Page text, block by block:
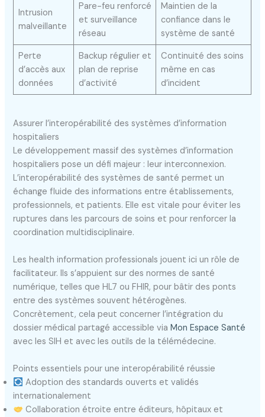
Intrusion
malveillante
Pare-feu renforcé
et surveillance
réseau
Maintien de la
confiance dans le
système de santé
Perte
d’accès aux
données
Backup régulier et
plan de reprise
d’activité
Continuité des soins
même en cas
d’incident
Assurer l’interopérabilité des systèmes d’information
hospitaliers
Le développement massif des systèmes d’information
hospitaliers pose un défi majeur : leur interconnexion.
L’interopérabilité des systèmes de santé permet un
échange fluide des informations entre établissements,
professionnels, et patients. Elle est vitale pour éviter les
ruptures dans les parcours de soins et pour renforcer la
coordination multidisciplinaire.
Les health information professionals jouent ici un rôle de
facilitateur. Ils s’appuient sur des normes de santé
numérique, telles que HL7 ou FHIR, pour bâtir des ponts
entre des systèmes souvent hétérogènes.
Concrètement, cela peut concerner l’intégration du
dossier médical partagé accessible viaMon Espace Santé
avec les SIH et avec les outils de la télémédecine.
Points essentiels pour une interopérabilité réussie
Adoption des standards ouverts et validés
internationalement
Collaboration étroite entre éditeurs, hôpitaux et